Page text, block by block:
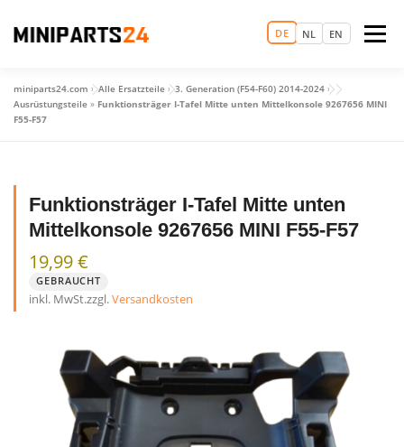
DE NL EN
Inhalt
springen
Menü
LOGIN STARTSEITE TERMIN VEREINBAREN
miniparts24.com »Alle Ersatzteile »3. Generation (F54-F60) 2014-2024 »
Ausrüstungsteile » Funktionsträger I-Tafel Mitte unten Mittelkonsole 9267656 MINI
F55-F57
Funktionsträger I-Tafel Mitte unten
Mittelkonsole 9267656 MINI F55-F57
19,99€
GEBRAUCHT
inkl. MwSt.zzgl.Versandkosten